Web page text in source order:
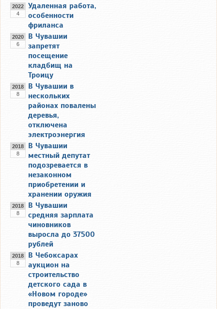
2022
4
Удаленная работа,
особенности
фриланса
2020
6
В Чувашии
запретят
посещение
кладбищ на
Троицу
2018
8
В Чувашии в
нескольких
районах повалены
деревья,
отключена
электроэнергия
2018
8
В Чувашии
местный депутат
подозревается в
незаконном
приобретении и
хранении оружия
2018
8
В Чувашии
средняя зарплата
чиновников
выросла до 37500
рублей
2018
8
В Чебоксарах
аукцион на
строительство
детского сада в
«Новом городе»
проведут заново